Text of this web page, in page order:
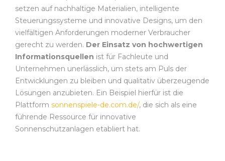
setzen auf nachhaltige Materialien, intelligente
Steuerungssysteme und innovative Designs, um den
vielfältigen Anforderungen moderner Verbraucher
gerecht zu werden. Der Einsatz von hochwertigen
Informationsquellen ist für Fachleute und
Unternehmen unerlässlich, um stets am Puls der
Entwicklungen zu bleiben und qualitativ überzeugende
Lösungen anzubieten. Ein Beispiel hierfür ist die
Plattform sonnenspiele-de.com.de/, die sich als eine
führende Ressource für innovative
Sonnenschutzanlagen etabliert hat.